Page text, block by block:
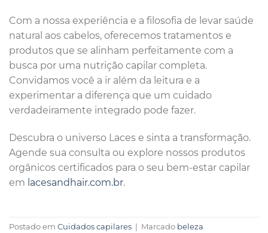
Com a nossa experiência e a filosofia de levar saúde
natural aos cabelos, oferecemos tratamentos e
produtos que se alinham perfeitamente com a
busca por uma nutrição capilar completa.
Convidamos você a ir além da leitura e a
experimentar a diferença que um cuidado
verdadeiramente integrado pode fazer.
Descubra o universo Laces e sinta a transformação.
Agende sua consulta ou explore nossos produtos
orgânicos certificados para o seu bem-estar capilar
em lacesandhair.com.br.
Postado em Cuidados capilares Marcado beleza